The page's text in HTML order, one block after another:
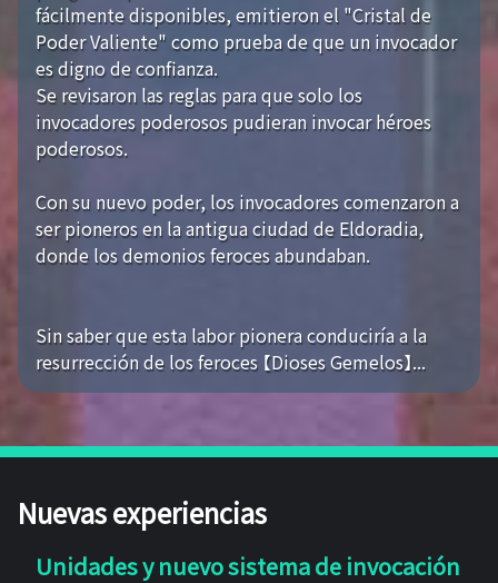
fácilmente disponibles, emitieron el "Cristal de
Poder Valiente" como prueba de que un invocador
es digno de confianza.
Se revisaron las reglas para que solo los
invocadores poderosos pudieran invocar héroes
poderosos.
Con su nuevo poder, los invocadores comenzaron a
ser pioneros en la antigua ciudad de Eldoradia,
donde los demonios feroces abundaban.
Sin saber que esta labor pionera conduciría a la
resurrección de los feroces 【Dioses Gemelos】...
Nuevas experiencias
Unidades y nuevo sistema de invocación